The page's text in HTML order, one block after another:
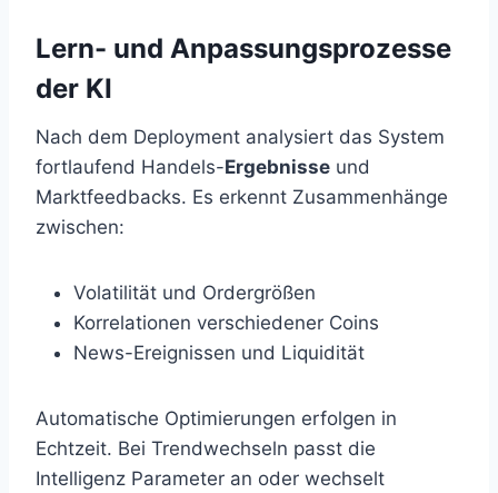
Lern- und Anpassungsprozesse
der KI
Nach dem Deployment analysiert das System
fortlaufend Handels-Ergebnisse und
Marktfeedbacks. Es erkennt Zusammenhänge
zwischen:
Volatilität und Ordergrößen
Korrelationen verschiedener Coins
News-Ereignissen und Liquidität
Automatische Optimierungen erfolgen in
Echtzeit. Bei Trendwechseln passt die
Intelligenz Parameter an oder wechselt